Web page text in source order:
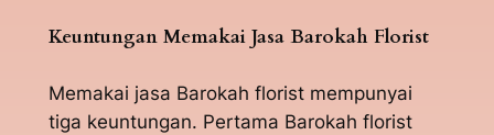
Keuntungan Memakai Jasa Barokah Florist
Memakai jasa Barokah florist mempunyai
tiga keuntungan. Pertama Barokah florist